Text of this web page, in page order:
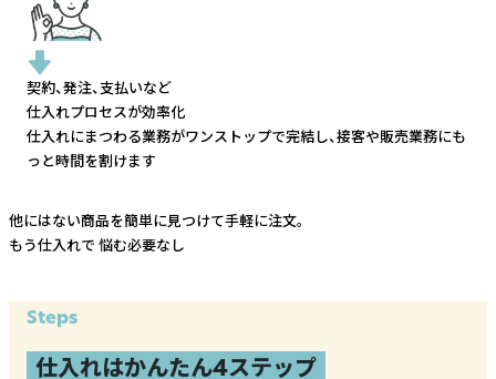
契約、発注、支払いなど
仕入れプロセスが効率化
仕入れにまつわる業務がワンストップで完結し、接客や販売業務にも
っと時間を割けます
他にはない商品を簡単に見つけて手軽に注文。
もう仕入れで 悩む必要なし
Steps
仕入れはかんたん4ステップ